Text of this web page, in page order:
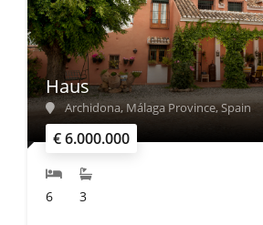
€ 6.000.000
Haus
Archidona, Málaga Province, Spain
6 3